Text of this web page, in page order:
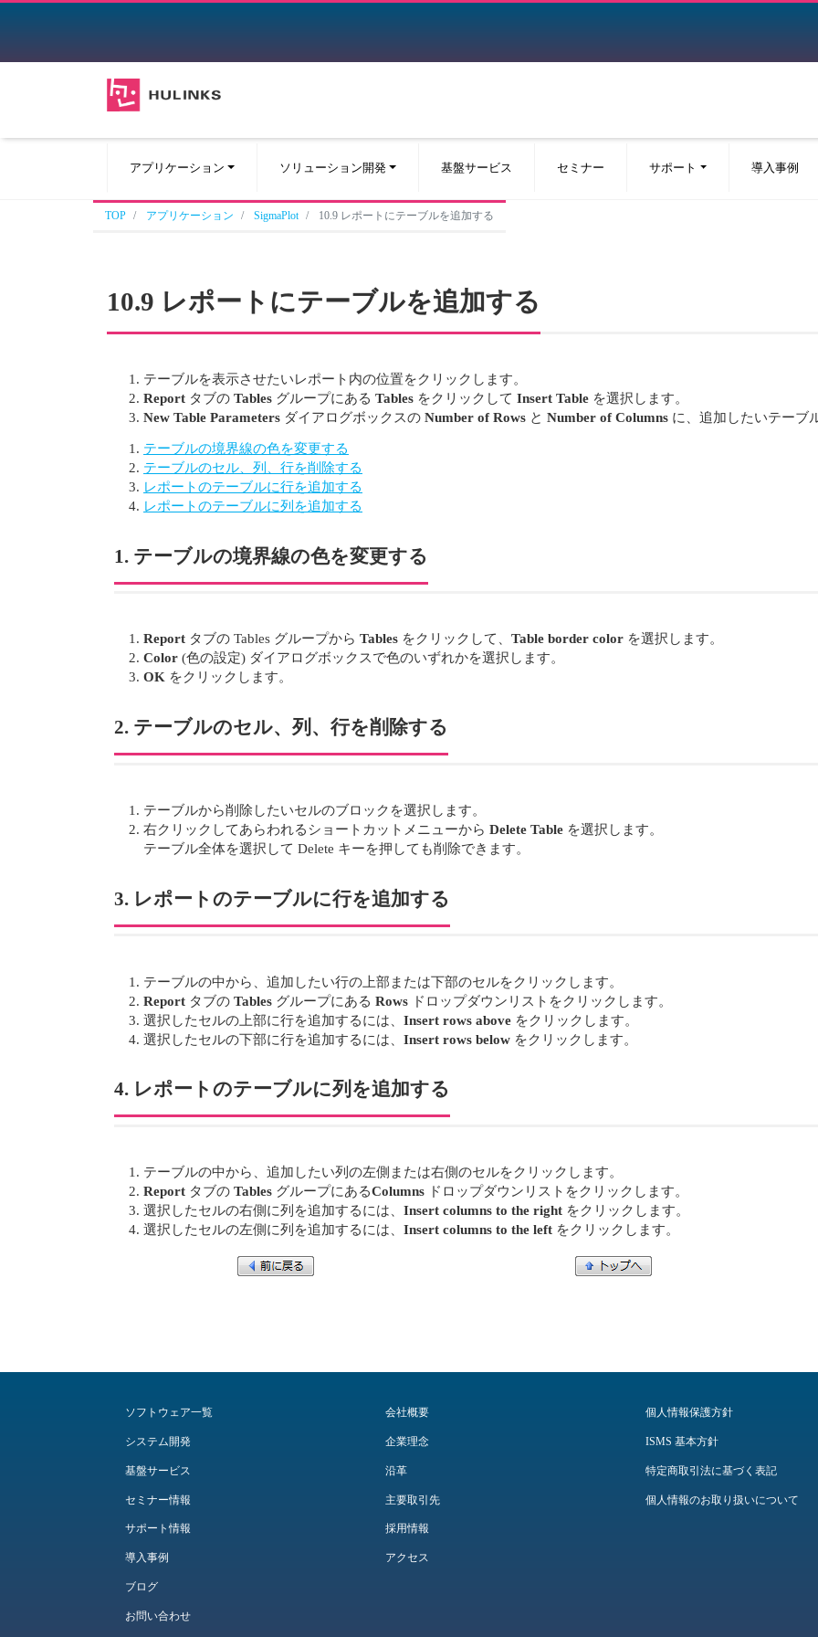
アプリケーション ソリューション開発 基盤サービス セミナー サポート 導入事例
TOP アプリケーション SigmaPlot 10.9 レポートにテーブルを追加する
10.9 レポートにテーブルを追加する
テーブルを表示させたいレポート内の位置をクリックします。
Report タブの Tables グループにある Tables をクリックして Insert Table を選択します。
New Table Parameters ダイアログボックスの Number of Rows と Number of Columns に、追加したいテーブ
テーブルの境界線の色を変更する
テーブルのセル、列、行を削除する
レポートのテーブルに行を追加する
レポートのテーブルに列を追加する
1. テーブルの境界線の色を変更する
Report タブの Tables グループから Tables をクリックして、 Table border color を選択します。
Color (色の設定) ダイアログボックスで色のいずれかを選択します。
OK をクリックします。
2. テーブルのセル、列、行を削除する
テーブルから削除したいセルのブロックを選択します。
右クリックしてあらわれるショートカットメニューから Delete Table を選択します。
テーブル全体を選択して Delete キーを押しても削除できます。
3. レポートのテーブルに行を追加する
テーブルの中から、追加したい行の上部または下部のセルをクリックします。
Report タブの Tables グループにある Rows ドロップダウンリストをクリックします。
選択したセルの上部に行を追加するには、 Insert rows above をクリックします。
選択したセルの下部に行を追加するには、 Insert rows below をクリックします。
4. レポートのテーブルに列を追加する
テーブルの中から、追加したい列の左側または右側のセルをクリックします。
Report タブの Tables グループにあるColumns ドロップダウンリストをクリックします。
選択したセルの右側に列を追加するには、 Insert columns to the right をクリックします。
選択したセルの左側に列を追加するには、 Insert columns to the left をクリックします。
ソフトウェア一覧
システム開発
基盤サービス
セミナー情報
サポート情報
導入事例
ブログ
お問い合わせ
会社概要
企業理念
沿革
主要取引先
採用情報
アクセス
個人情報保護方針
ISMS 基本方針
特定商取引法に基づく表記
個人情報のお取り扱いについて